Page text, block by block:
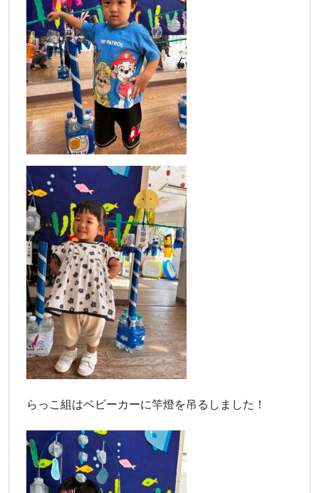
らっこ組はベビーカーに竿燈を吊るしました！